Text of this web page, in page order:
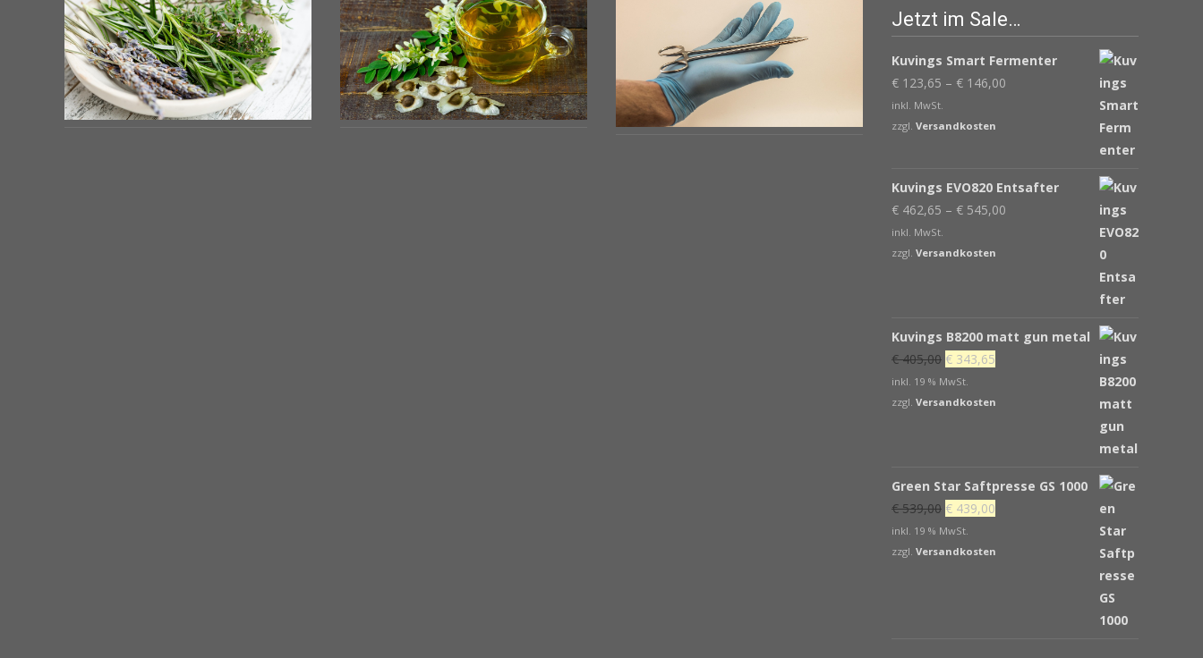
Jetzt im Sale…
Kuvings Smart Fermenter
€ 123,65 – € 146,00
inkl. MwSt.
zzgl. Versandkosten
Kuvings EVO820 Entsafter
€ 462,65 – € 545,00
inkl. MwSt.
zzgl. Versandkosten
Kuvings B8200 matt gun metal
€405,00 Ursprünglicher
Preis
war:
€ 343,65
ist:
inkl. 19 % MwSt.
zzgl. Versandkosten
Green Star Saftpresse GS 1000
€539,00 Ursprünglicher
Preis
war:
€ 439,00
ist:
inkl. 19 % MwSt.
zzgl. Versandkosten